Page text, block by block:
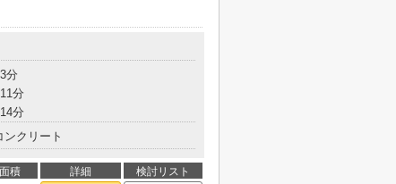
分
分
分
ンクリート
面積 詳細
検討リスト